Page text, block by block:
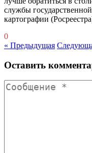
службы
картографии
0
« Предыдущая
Оставить